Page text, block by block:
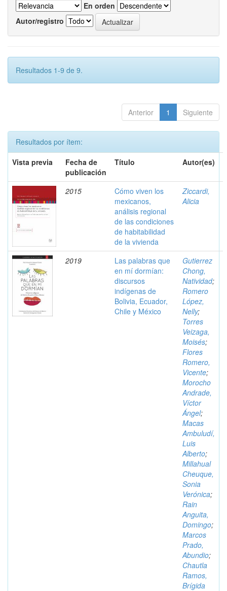
En orden
Autor/registro
Resultados 1-9 de 9.
Anterior 1 Siguiente
Resultados por ítem:
Vista previa
Fecha de
publicación
Título Autor(es)
2015
Cómo viven los
mexicanos,
análisis regional
de las condiciones
de habitabilidad
de la vivienda
Ziccardi,
Alicia
2019
Las palabras que
en mí dormían:
discursos
indígenas de
Bolivia, Ecuador,
Chile y México
Gutierrez
Chong,
Natividad;
Romero
López,
Nelly;
Torres
Veizaga,
Moisés;
Flores
Romero,
Vicente;
Morocho
Andrade,
Víctor
Ángel;
Macas
Ambuludí,
Luis
Alberto;
Millahual
Cheuque,
Sonia
Verónica;
Rain
Anguita,
Domingo;
Marcos
Prado,
Abundio;
Chautla
Ramos,
Brígida